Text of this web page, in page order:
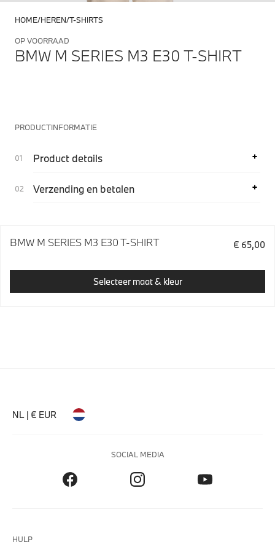
HOME HEREN T-SHIRTS
OP VOORRAAD
BMW M SERIES M3 E30 T-SHIRT
PRODUCTINFORMATIE
Product details
Verzending en betalen
BMW M SERIES M3 E30 T-SHIRT € 65,00
Selecteer maat & kleur
NL | € EUR
SOCIAL MEDIA
HULP